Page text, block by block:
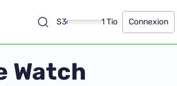
S3 1 Tio Connexion
Watch